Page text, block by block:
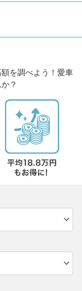
を調べよう！愛車
？